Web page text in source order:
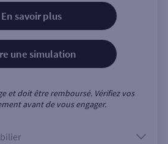
En savoir plus
une simulation
et doit être remboursé. Vérifiez vos
avant de vous engager.